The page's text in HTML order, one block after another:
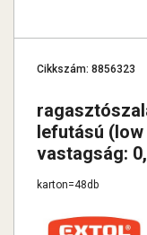
Cikkszám: 8856323
lefutású (low
vastagság:
karton=48db